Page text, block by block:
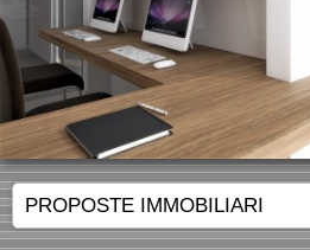
PROPOSTE IMMOBILIARI